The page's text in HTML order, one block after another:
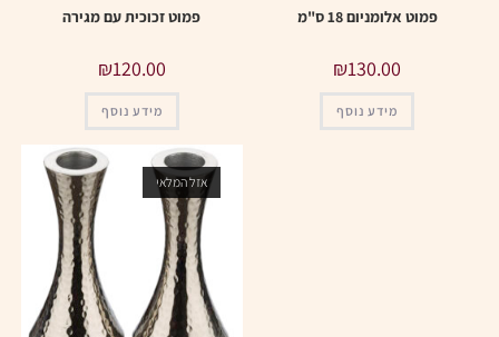
פמוט זכוכית עם מגירה
₪120.00
מידע נוסף
פמוט אלומניום 18 ס"מ
₪130.00
מידע נוסף
אזל המלאי